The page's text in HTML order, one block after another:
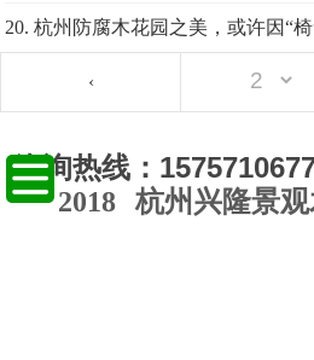
20. 杭州防腐木花园之美，或许因“
‹
咨询热线：
2018 杭州兴隆景